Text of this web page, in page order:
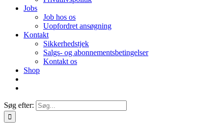
Jobs
Job hos os
Uopfordret ansøgning
Kontakt
Sikkerhedstjek
Salgs- og abonnementsbetingelser
Kontakt os
Shop
Søg efter: